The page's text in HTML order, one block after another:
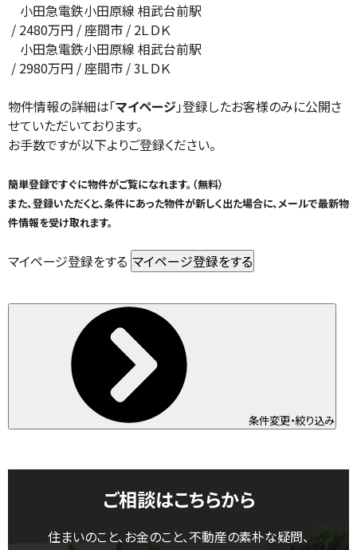
小田急電鉄小田原線 相武台前駅
/ 2480万円 / 座間市 / 2ＬＤＫ
小田急電鉄小田原線 相武台前駅
/ 2980万円 / 座間市 / 3ＬＤＫ
物件情報の詳細は「マイページ」登録したお客様のみに公開さ
せていただいております。
お手数ですが以下よりご登録ください。
簡単登録ですぐに物件がご覧になれます。（無料）
また、登録いただくと、条件にあった物件が新しく出た場合に、メールで最新物
件情報を受け取れます。
マイページ登録をする
条件変更・絞り込み
ご相談はこちらから
住まいのこと、お金のこと、不動産の素朴な疑問、